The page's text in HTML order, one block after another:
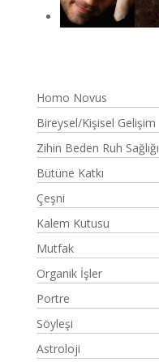
Homo Novus
Bireysel/Kişisel Gelişim
Zihin Beden Ruh Sağlığı
Bütüne Katkı
Çeşni
Kalem Kutusu
Mutfak
Organik İşler
Portre
Söyleşi
Astroloji